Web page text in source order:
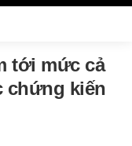
tới mức cả
chứng kiến